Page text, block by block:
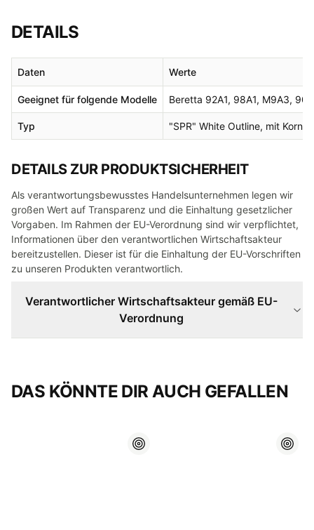
DETAILS
Daten Werte
Geeignet für folgende Modelle Beretta 92A1, 98A1, M9A3,
Typ "SPR" White Outline, mit Korn
DETAILS ZUR PRODUKTSICHERHEIT
Als verantwortungsbewusstes Handelsunternehmen legen wir
großen Wert auf Transparenz und die Einhaltung gesetzlicher
Vorgaben. Im Rahmen der EU-Verordnung sind wir verpflichtet,
Informationen über den verantwortlichen Wirtschaftsakteur
bereitzustellen. Dieser ist für die Einhaltung der EU-Vorschriften
zu unseren Produkten verantwortlich.
Verantwortlicher Wirtschaftsakteur gemäß EU-
Verordnung
DAS KÖNNTE DIR AUCH GEFALLEN